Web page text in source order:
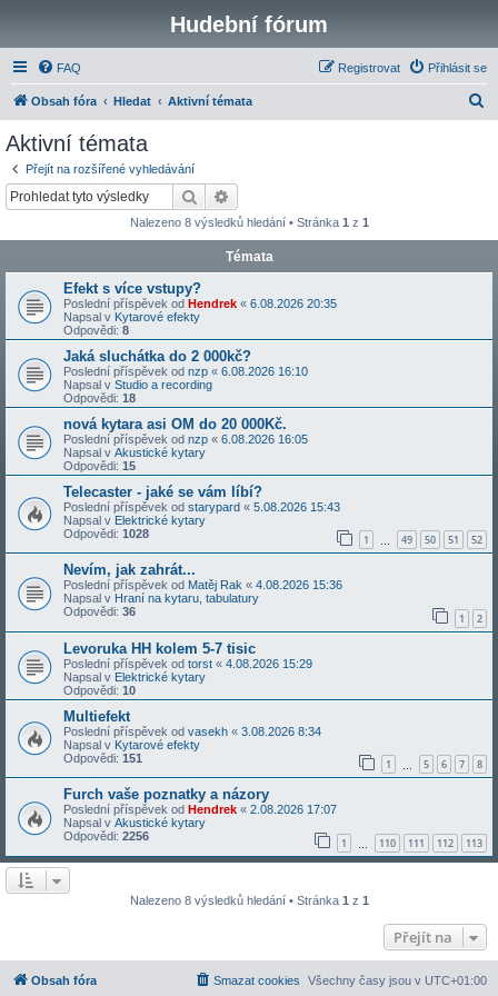
Hudební fórum
FAQ Přihlásit se
Registrovat
Obsah fóra Hledat Aktivní témata
Aktivní témata
Přejít na rozšířené vyhledávání
Hledat
Nalezeno 8 výsledků hledání • Stránka 1 z 1
Témata
Efekt s více vstupy?
Poslední příspěvek od Hendrek « 6.08.2026 20:35
Napsal v Kytarové efekty
Odpovědi: 8
Jaká sluchátka do 2 000kč?
Poslední příspěvek od nzp « 6.08.2026 16:10
Napsal v Studio a recording
Odpovědi: 18
nová kytara asi OM do 20 000Kč.
Poslední příspěvek od nzp « 6.08.2026 16:05
Napsal v Akustické kytary
Odpovědi: 15
Telecaster - jaké se vám líbí?
Poslední příspěvek od starypard « 5.08.2026 15:43
Napsal v Elektrické kytary
Odpovědi: 1028 1 49 50 51 52
Nevím, jak zahrát...
Poslední příspěvek od Matěj Rak « 4.08.2026 15:36
Napsal v Hraní na kytaru, tabulatury
Odpovědi: 36 1 2
Levoruka HH kolem 5-7 tisic
Poslední příspěvek od torst « 4.08.2026 15:29
Napsal v Elektrické kytary
Odpovědi: 10
Multiefekt
Poslední příspěvek od vasekh « 3.08.2026 8:34
Napsal v Kytarové efekty
Odpovědi: 151 1 5 6 7 8
Furch vaše poznatky a názory
Poslední příspěvek od Hendrek « 2.08.2026 17:07
Napsal v Akustické kytary
Odpovědi: 2256 1 110 111 112 113
Nalezeno 8 výsledků hledání • Stránka 1 z 1
Přejít na
Obsah fóra Všechny časy jsou v UTC+01:00
Smazat cookies